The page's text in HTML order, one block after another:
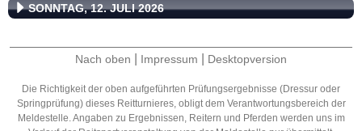
SONNTAG, 12. JULI 2026
Nach oben Impressum Desktopversion
Die Richtigkeit der oben aufgeführten Prüfungsergebnisse (Dressur oder
Springprüfung) dieses Reitturnieres, obligt dem Verantwortungsbereich der
Meldestelle. Angaben zu Ergebnissen, Reitern und Pferden werden uns im